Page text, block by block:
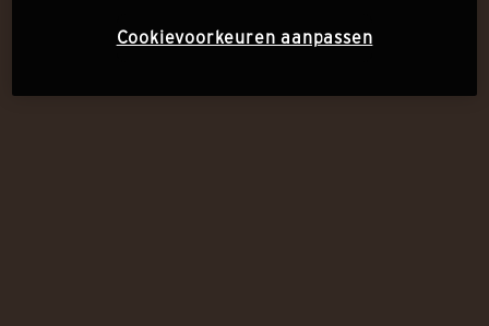
Cookievoorkeuren aanpassen